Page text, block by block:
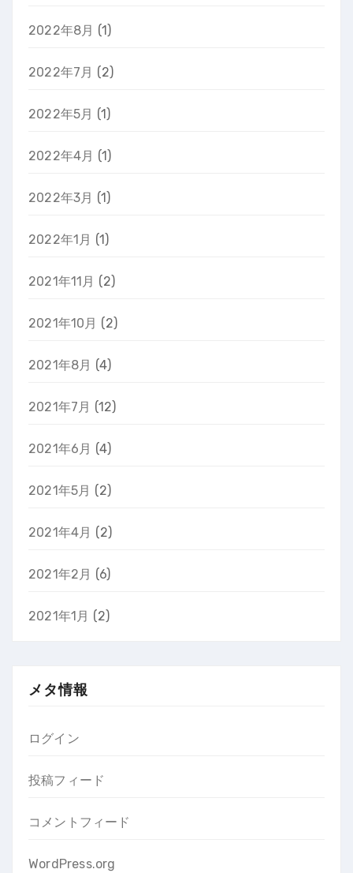
2022年8月 (1)
2022年7月 (2)
2022年5月 (1)
2022年4月 (1)
2022年3月 (1)
2022年1月 (1)
2021年11月 (2)
2021年10月 (2)
2021年8月 (4)
2021年7月 (12)
2021年6月 (4)
2021年5月 (2)
2021年4月 (2)
2021年2月 (6)
2021年1月 (2)
メタ情報
ログイン
投稿フィード
コメントフィード
WordPress.org